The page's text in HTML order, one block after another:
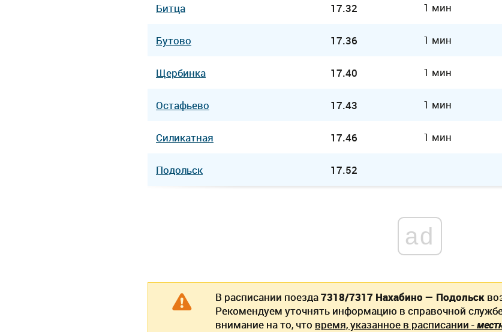
Битца 17.32 1 мин
Бутово 17.36 1 мин
Щербинка 17.40 1 мин
Остафьево 17.43 1 мин
Силикатная 17.46 1 мин
Подольск 17.52
ad
В расписании поезда7318/7317 Нахабино — Подольск
Рекомендуем уточнять информацию в справочной
внимание на то, что время, указанное в расписании -